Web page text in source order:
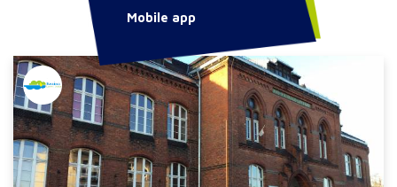
Mobile app